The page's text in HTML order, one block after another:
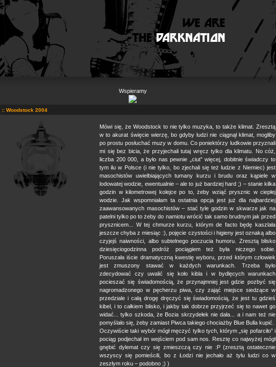
Wspieramy
:: Woodstock 2004
Mówi się, że Woodstock to nie tylko muzyka, to także klimat. Zresztą
w to akurat święcie wierzę, bo gdyby ludzi nie ciągnął klimat, mogliby
po prostu posłuchać muzy w domu. Co poniektórzy ludkowie przyznali
mi się bez bicia, że przyjechali tutaj wręcz tylko dla klimatu. No cóż,
liczba 200 000, a było nas pewnie „ciut” więcej, dobitnie świadczy to
tym ilu w Polsce (i nie tylko, bo zjechali się też ludzie z Niemiec) jest
masochistów uwielbiających tumany kurzu i brudu oraz kąpiele w
lodowatej wodzie, ewentualnie – ale to już bardziej hard ;) – stanie kilka
godzin w kilometrowej kolejce po to, żeby wziąć prysznic w ciepłej
wodzie. Jak wspomniałam ta ostatnia opcja jest już dla najbardziej
zaawansowanych masochistów – stać tyle godzin w skwarze jak na
patelni tylko po to żeby do namiotu wrócić tak samo brudnym jak przed
prysznicem... W tej chmurze kurzu, którym de facto będę kaszlała
jeszcze chyba z miesiąc :), pojęcie czystości i higieny jest oznaką albo
czyjejś naiwności, albo subtelnego poczucia humoru. Zresztą blisko
dziesięciogodzinna podróż pociągiem też była niczego sobie.
Poruszała iście dramatyczną kwestię wyboru, przed którym człowiek
jest zmuszony stawać w każdych warunkach. Trzeba było
zdecydować czy uwalić się koło kibla i w bydlęcych warunkach
pocieszać się świadomością, że przynajmniej jest gdzie pozbyć się
nagromadzonego w pęcherzu piwa, czy zająć miejsce siedzące w
przedziale i całą drogę dręczyć się świadomością, że jest tu gdzieś
kibel, i to całkiem blisko, i jakby tak dobrze przyjrzeć się to nawet go
widać... tylko szkoda, że Bozia skrzydełek nie dała... a i nam też nie
pomyślało się, żeby zamiast Piwca takiego chociażby Blue Bulla kupić.
Oczywiście taki wybór mógł męczyć tylko tych, którym „się pofarciło” i
pociąg podjechał im wejściem pod sam nos. Resztę co najwyżej mógł
gnębić dylemat czy się zmieszczą czy nie :P (zresztą ostatecznie
wszyscy się pomieścili, bo z Łodzi nie jechało aż tylu ludzi co w
zeszłym roku – podobno ;) )